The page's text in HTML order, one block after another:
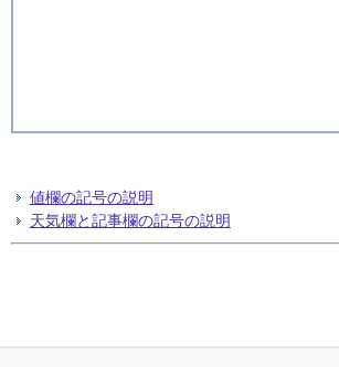
値欄の記号の説明
天気欄と記事欄の記号の説明